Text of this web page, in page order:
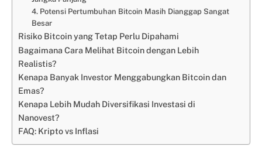
4. Potensi Pertumbuhan Bitcoin Masih Dianggap Sangat
Besar
Risiko Bitcoin yang Tetap Perlu Dipahami
Bagaimana Cara Melihat Bitcoin dengan Lebih
Realistis?
Kenapa Banyak Investor Menggabungkan Bitcoin dan
Emas?
Kenapa Lebih Mudah Diversifikasi Investasi di
Nanovest?
FAQ: Kripto vs Inflasi